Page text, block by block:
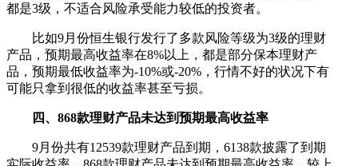
都是3级，不适合风险承受能力较低的投资者。
比如9月份恒生银行发行了多款风险等级为3级的理财
产品，预期最高收益率在8%以上，都是部分保本理财产
品，预期最低收益率为-10%或-20%，行情不好的状况下有
可能只拿到很低的收益率甚至亏损。
四、868款理财产品未达到预期最高收益率
9月份共有12539款理财产品到期，6138款披露了到期